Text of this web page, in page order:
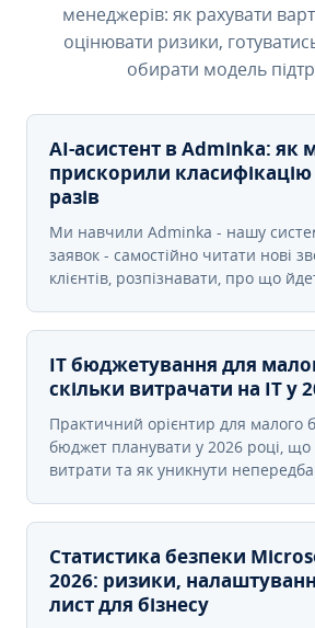
менеджерів: як рахувати
оцінювати ризики,
обирати модель
AI-асистент в Adminka: як
прискорили класифікацію
разів
Ми навчили Adminka - нашу
заявок - самостійно читати нові
клієнтів, розпізнавати, про що
IT бюджетування для
скільки витрачати на IT у
Практичний орієнтир для малого
бюджет планувати у 2026 році, що
витрати та як уникнути
Статистика безпеки
2026: ризики,
лист для бізнесу